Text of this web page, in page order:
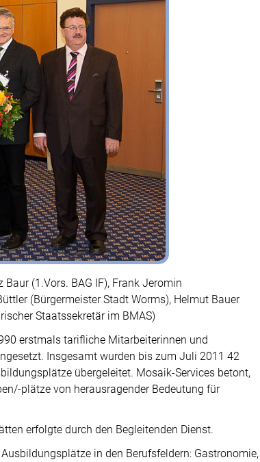
Baur (1.Vors. BAG IF), Frank Jeromin
(Bürgermeister Stadt Worms), Helmut Bauer
Staatssekretär im BMAS)
erstmals tarifliche Mitarbeiterinnen und
Insgesamt wurden bis zum Juli 2011 42
übergeleitet. Mosaik-Services betont,
plätze von herausragender Bedeutung für
erfolgte durch den Begleitenden Dienst.
in den Berufsfeldern: Gastronomie,